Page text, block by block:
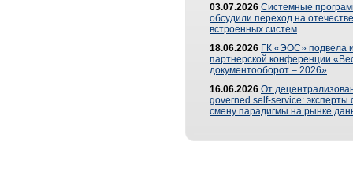
03.07.2026 Системные
обсудили переход на
встроенных систем
18.06.2026 ГК «ЭОС» подвела
партнерской конференции
документооборот – 2026»
16.06.2026 От
governed self-service: эксперты
смену парадигмы на рынке